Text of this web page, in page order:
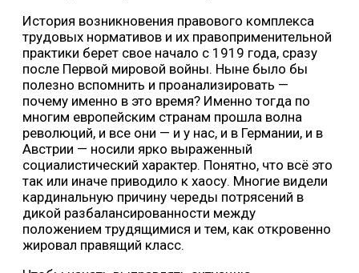
История возникновения правового комплекса
трудовых нормативов и их правоприменительной
практики берет свое начало с 1919 года, сразу
после Первой мировой войны. Ныне было бы
полезно вспомнить и проанализировать —
почему именно в это время? Именно тогда по
многим европейским странам прошла волна
революций, и все они — и у нас, и в Германии, и в
Австрии — носили ярко выраженный
социалистический характер. Понятно, что всё это
так или иначе приводило к хаосу. Многие видели
кардинальную причину череды потрясений в
дикой разбалансированности между
положением трудящимися и тем, как откровенно
жировал правящий класс.